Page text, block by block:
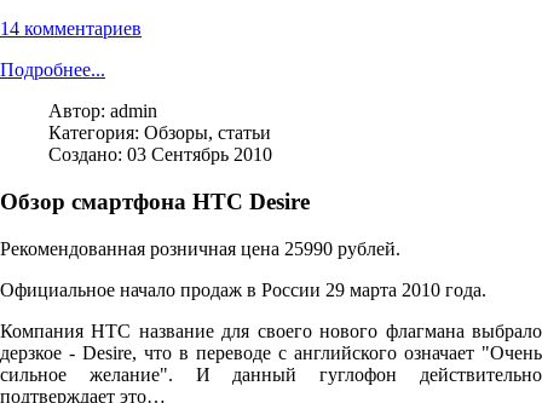
14 комментариев
Подробнее...
Автор: admin
Категория: Обзоры, статьи
Создано: 03 Сентябрь 2010
Обзор смартфона HTC Desire
Рекомендованная розничная цена 25990 рублей.
Официальное начало продаж в России 29 марта 2010 года.
Компания HTC название для своего нового флагмана выбрало
дерзкое - Desire, что в переводе с английского означает "Очень
сильное желание". И данный гуглофон действительно
подтверждает это…